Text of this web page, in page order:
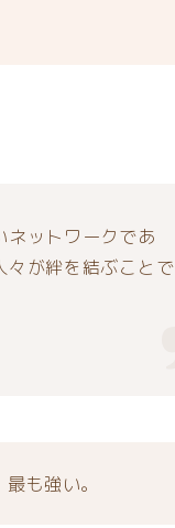
ネットワークであ
々が絆を結ぶことで
も強い。